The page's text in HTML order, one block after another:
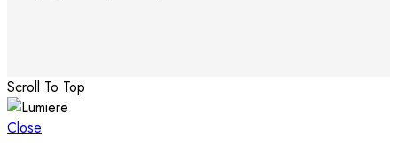
Scroll To Top
Close